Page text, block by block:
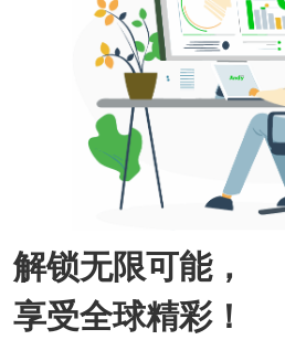
解锁无限可能，
享受全球精彩！